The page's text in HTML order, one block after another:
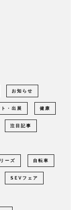
お知らせ
・出展 健康
注目記事
ーズ 自転車
SEVフェア